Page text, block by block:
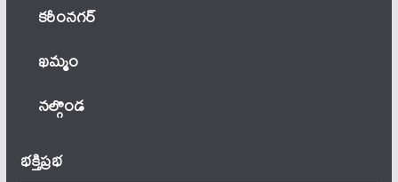
కరీంనగర్
ఖ‌మ్మం
నల్గొండ
భక్తిప్రభ